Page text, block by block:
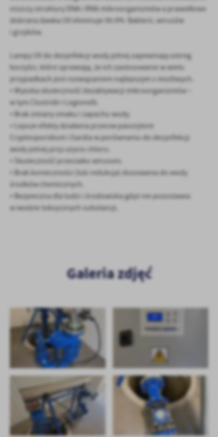
niszczy struktury DNA i RNA mikroorganizmów a prawidłowo
dobrana dawka UV eliminuje 99.9% Bakterii, wirusów
i grzybów.
Lampy UV do dezynfekcji wody pitnej zapewniają szereg
korzyści, które sprawiają, że ich zastosowanie w wielu
przypadkach jest rozwiązaniem najlepszym z możliwych.
• Wysoka skuteczność dezaktywacji mikroorganizmów –
w tym Clostridii i Legionelli.
• Brak zmiany smaku i zapachu wody.
• Lepsze efekty działania przeciw pasożytom
Cryptosporidium i Gardia w porównaniu do dezynfekcji
wody pitnej przy użyciu chloru.
• Skuteczność przeciwko wirusom.
• Brak konieczności (lub redukcja) dozowania do wody
środków chemicznych.
• Bezpieczna dla ludzi i środowiska gdyż nie pozostawia
w wodzie toksycznych substancji.
Galeria zdjęć